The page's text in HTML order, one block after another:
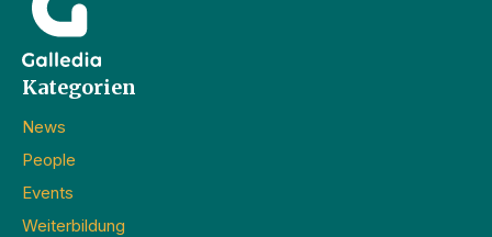
Kategorien
News
People
Events
Weiterbildung